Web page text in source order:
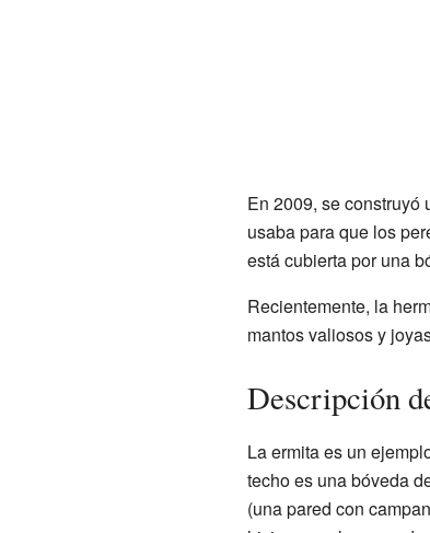
En 2009, se construyó
usaba para que los
está cubierta por una
Recientemente, la
mantos valiosos y
Descripción
La ermita es un
techo es una bóveda
(una pared con